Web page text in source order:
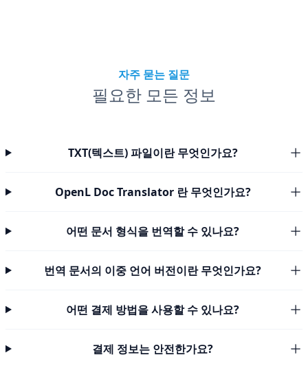
자주 묻는 질문
필요한 모든 정보
TXT(텍스트) 파일이란 무엇인가요?
OpenL Doc Translator 란 무엇인가요?
어떤 문서 형식을 번역할 수 있나요?
번역 문서의 이중 언어 버전이란 무엇인가요?
어떤 결제 방법을 사용할 수 있나요?
결제 정보는 안전한가요?